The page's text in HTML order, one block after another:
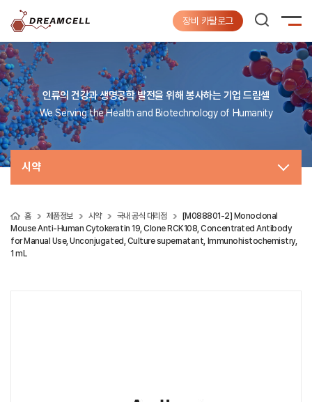
장비 카탈로그
인류의 건강과 생명공학 발전을 위해 봉사하는 기업 드림셀
We Serving the Health and Biotechnology of Humanity
시약
홈 제품정보 시약 국내 공식 대리점
[M088801-2] Monoclonal
Mouse Anti-Human Cytokeratin 19, Clone RCK108, Concentrated Antibody
for Manual Use, Unconjugated, Culture supernatant, Immunohistochemistry,
1 mL